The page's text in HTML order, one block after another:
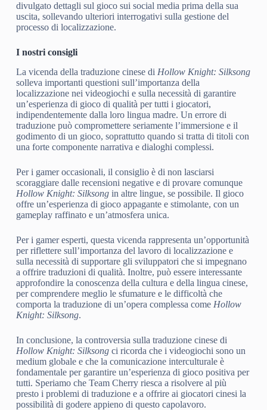
divulgato dettagli sul gioco sui social media prima della sua
uscita, sollevando ulteriori interrogativi sulla gestione del
processo di localizzazione.
I nostri consigli
La vicenda della traduzione cinese di Hollow Knight: Silksong
solleva importanti questioni sull’importanza della
localizzazione nei videogiochi e sulla necessità di garantire
un’esperienza di gioco di qualità per tutti i giocatori,
indipendentemente dalla loro lingua madre. Un errore di
traduzione può compromettere seriamente l’immersione e il
godimento di un gioco, soprattutto quando si tratta di titoli con
una forte componente narrativa e dialoghi complessi.
Per i gamer occasionali, il consiglio è di non lasciarsi
scoraggiare dalle recensioni negative e di provare comunque
Hollow Knight: Silksongin altre lingue, se possibile. Il gioco
offre un’esperienza di gioco appagante e stimolante, con un
gameplay raffinato e un’atmosfera unica.
Per i gamer esperti, questa vicenda rappresenta un’opportunità
per riflettere sull’importanza del lavoro di localizzazione e
sulla necessità di supportare gli sviluppatori che si impegnano
a offrire traduzioni di qualità. Inoltre, può essere interessante
approfondire la conoscenza della cultura e della lingua cinese,
per comprendere meglio le sfumature e le difficoltà che
comporta la traduzione di un’opera complessa come Hollow
Knight: Silksong.
In conclusione, la controversia sulla traduzione cinese di
Hollow Knight: Silksongci ricorda che i videogiochi sono un
medium globale e che la comunicazione interculturale è
fondamentale per garantire un’esperienza di gioco positiva per
tutti. Speriamo che Team Cherry riesca a risolvere al più
presto i problemi di traduzione e a offrire ai giocatori cinesi la
possibilità di godere appieno di questo capolavoro.